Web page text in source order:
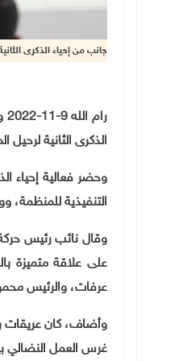
جانب من إحياء الذكرى
الذكرى الثانية
وحضر فعالية إحياء
التنفيذية للمنظمة،
وقال نائب رئيس
على علاقة متميزة
عرفات، والرئيس
وأضاف، كان عريقات
غرس العمل النضالي